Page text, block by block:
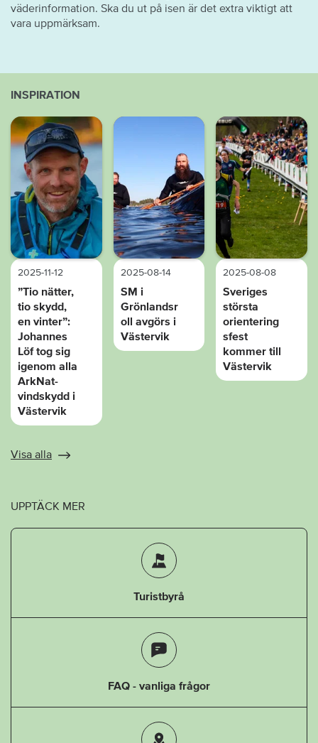
väderinformation. Ska du ut på isen är det extra viktigt att
vara uppmärksam.
INSPIRATION
2025-11-12
”Tio nätter,
tio skydd,
en vinter”:
Johannes
Löf tog sig
igenom alla
ArkNat-
vindskydd i
Västervik
2025-08-14
SM i
Grönlandsr
oll avgörs i
Västervik
2025-08-08
Sveriges
största
orientering
sfest
kommer till
Västervik
Visa alla
UPPTÄCK MER
Turistbyrå
FAQ - vanliga frågor